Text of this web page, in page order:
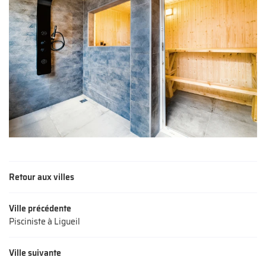
Retour aux villes
Ville précédente
Pisciniste à Ligueil
Ville suivante